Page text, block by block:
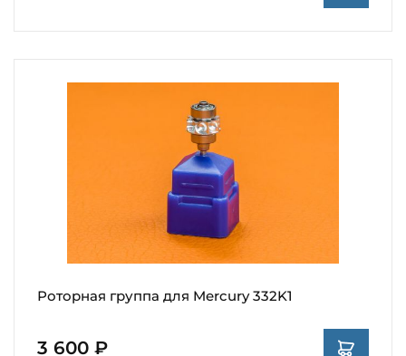
Роторная группа для Mercury 332K1
3 600 ₽